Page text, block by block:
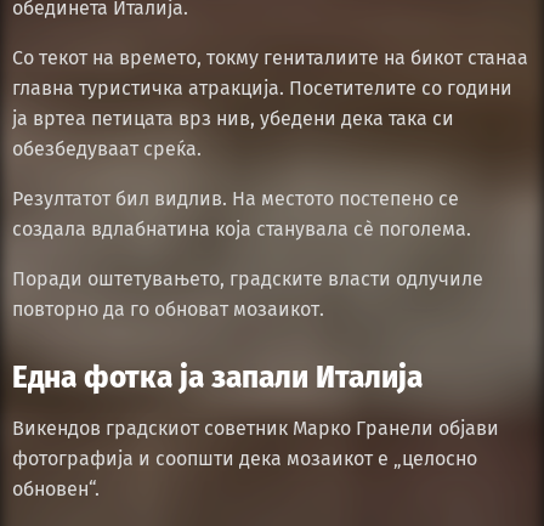
обединета Италија.
Со текот на времето, токму гениталиите на бикот станаа
главна туристичка атракција. Посетителите со години
ја вртеа петицата врз нив, убедени дека така си
обезбедуваат среќа.
Резултатот бил видлив. На местото постепено се
создала вдлабнатина која станувала сè поголема.
Поради оштетувањето, градските власти одлучиле
повторно да го обноват мозаикот.
Една фотка ја запали Италија
Викендов градскиот советник Марко Гранели објави
фотографија и соопшти дека мозаикот е „целосно
обновен“.